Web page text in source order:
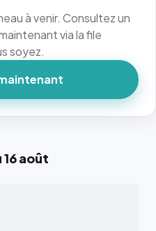
16 août
à venir. Consultez un
via la file
soyez.